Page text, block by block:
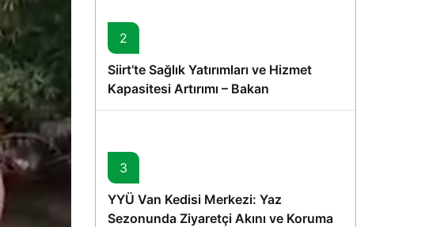
2
Siirt’te Sağlık Yatırımları ve Hizmet
Kapasitesi Artırımı – Bakan
Memişoğlu’nun Ziyareti
3
YYÜ Van Kedisi Merkezi: Yaz
Sezonunda Ziyaretçi Akını ve Koruma